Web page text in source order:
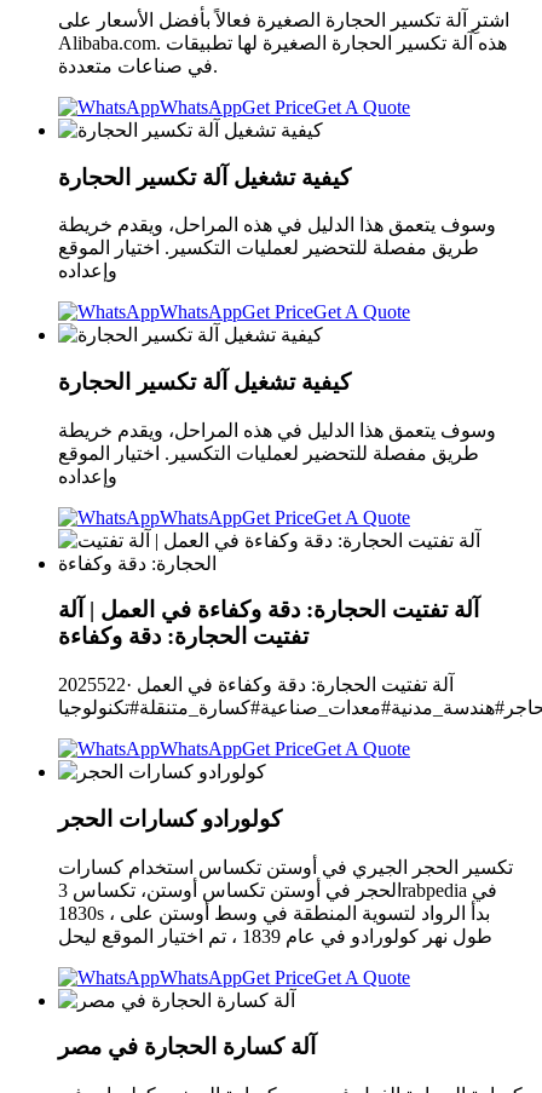
اشترِ آلة تكسير الحجارة الصغيرة فعالاً بأفضل الأسعار على
Alibaba.com. هذه آلة تكسير الحجارة الصغيرة لها تطبيقات
في صناعات متعددة.
WhatsAppGet PriceGet A Quote
كيفية تشغيل آلة تكسير الحجارة
وسوف يتعمق هذا الدليل في هذه المراحل، ويقدم خريطة
طريق مفصلة للتحضير لعمليات التكسير. اختيار الموقع
وإعداده
WhatsAppGet PriceGet A Quote
كيفية تشغيل آلة تكسير الحجارة
وسوف يتعمق هذا الدليل في هذه المراحل، ويقدم خريطة
طريق مفصلة للتحضير لعمليات التكسير. اختيار الموقع
وإعداده
WhatsAppGet PriceGet A Quote
آلة تفتيت الحجارة: دقة وكفاءة في العمل | آلة
تفتيت الحجارة: دقة وكفاءة
2025522· آلة تفتيت الحجارة: دقة وكفاءة في العمل
WhatsAppGet PriceGet A Quote
كولورادو كسارات الحجر
تكسير الحجر الجيري في أوستن تكساس استخدام كسارات
الحجر في أوستن تكساس أوستن، تكساس 3rabpedia في
1830s ، بدأ الرواد لتسوية المنطقة في وسط أوستن على
طول نهر كولورادو في عام 1839 ، تم اختيار الموقع ليحل
WhatsAppGet PriceGet A Quote
آلة كسارة الحجارة في مصر